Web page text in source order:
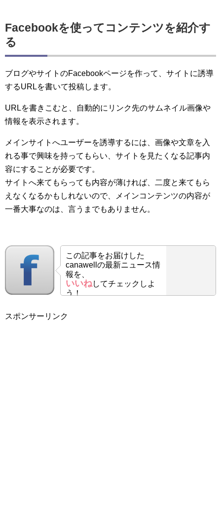
Facebookを使ってコンテンツを紹介す
る
ブログやサイトのFacebookページを作って、サイトに誘導
するURLを書いて投稿します。
URLを書きこむと、自動的にリンク先のサムネイル画像や
情報を表示されます。
メインサイトへユーザーを誘導するには、画像や文章を入
れる事で興味を持ってもらい、サイトを見たくなる記事内
容にすることが必要です。
サイトへ来てもらっても内容が薄ければ、二度と来てもら
えなくなるかもしれないので、メインコンテンツの内容が
一番大事なのは、言うまでもありません。
この記事をお届けした
canawellの最新ニュース情
報を、
いいねしてチェックしよ
う！
スポンサーリンク